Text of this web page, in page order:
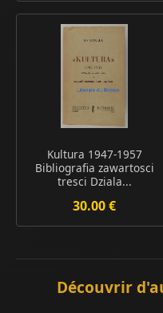
Kultura 1947-1957
Bibliografia zawartosci
tresci Dziala...
30.00 €
Découvrir